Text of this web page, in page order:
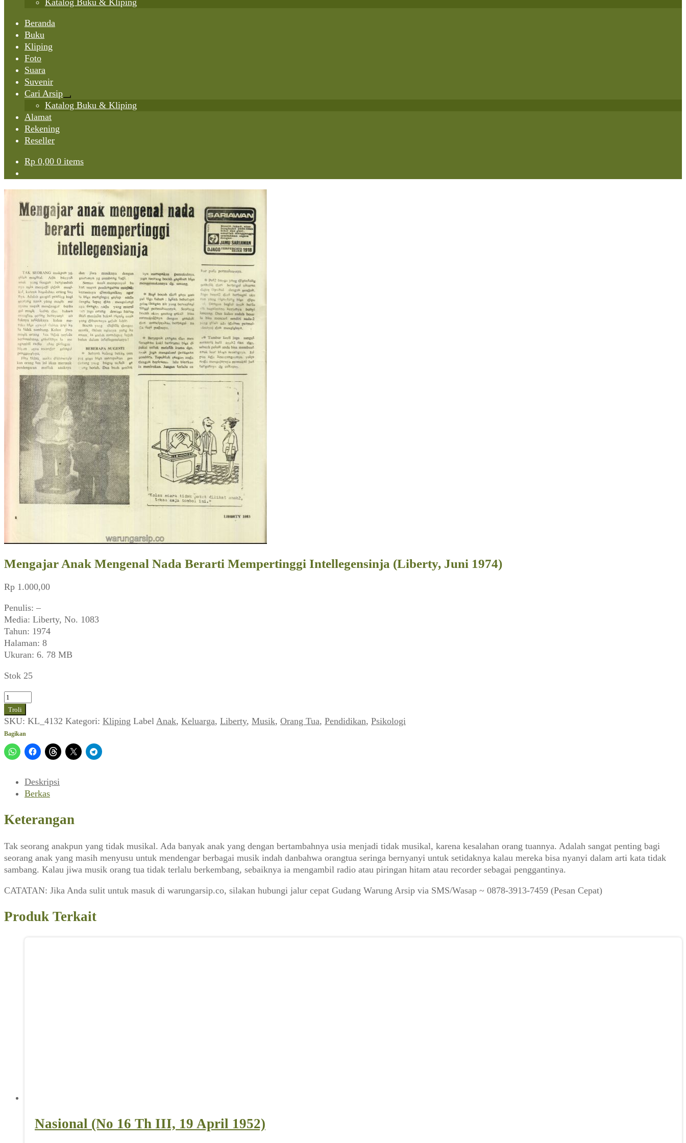
Katalog Buku & Kliping
Beranda
Buku
Kliping
Foto
Suara
Suvenir
Cari Arsip
Expand
child
Katalog Buku & Kliping
Alamat
Rekening
Reseller
Rp 0,00 0 items
Mengajar Anak Mengenal Nada Berarti Mempertinggi Intellegensinja (Liberty, Juni 1974)
Rp 1.000,00
Penulis: –
Media: Liberty, No. 1083
Tahun: 1974
Halaman: 8
Ukuran: 6. 78 MB
Stok 25
Kuantitas
Mengajar
Anak
Mengenal
Nada
Berarti
Intellegensinja
(Liberty,
1974)
Troli
SKU: KL_4132 Kategori: Kliping Label Anak, Keluarga, Liberty, Musik, Orang Tua, Pendidikan, Psikologi
Bagikan
Deskripsi
Berkas
Keterangan
Tak seorang anakpun yang tidak musikal. Ada banyak anak yang dengan bertambahnya usia menjadi tidak musikal, karena kesalahan orang tuannya. Adalah sangat penting bagi
seorang anak yang masih menyusu untuk mendengar berbagai musik indah danbahwa orangtua seringa bernyanyi untuk setidaknya kalau mereka bisa nyanyi dalam arti kata tidak
sambang. Kalau jiwa musik orang tua tidak terlalu berkembang, sebaiknya ia mengambil radio atau piringan hitam atau recorder sebagai penggantinya.
CATATAN: Jika Anda sulit untuk masuk di warungarsip.co, silakan hubungi jalur cepat Gudang Warung Arsip via SMS/Wasap ~ 0878-3913-7459 (Pesan Cepat)
Produk Terkait
Nasional (No 16 Th III, 19 April 1952)